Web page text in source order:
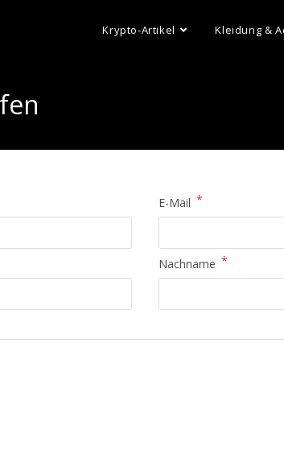
Krypto-Artikel Kleidung &
E-Mail *
Nachname *